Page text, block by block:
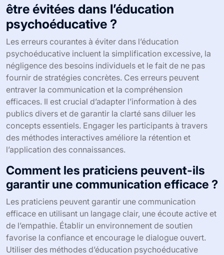
être évitées dans l’éducation
psychoéducative ?
Les erreurs courantes à éviter dans l’éducation
psychoéducative incluent la simplification excessive, la
négligence des besoins individuels et le fait de ne pas
fournir de stratégies concrètes. Ces erreurs peuvent
entraver la communication et la compréhension
efficaces. Il est crucial d’adapter l’information à des
publics divers et de garantir la clarté sans diluer les
concepts essentiels. Engager les participants à travers
des méthodes interactives améliore la rétention et
l’application des connaissances.
Comment les praticiens peuvent-ils
garantir une communication efficace ?
Les praticiens peuvent garantir une communication
efficace en utilisant un langage clair, une écoute active et
de l’empathie. Établir un environnement de soutien
favorise la confiance et encourage le dialogue ouvert.
Utiliser des méthodes d’éducation psychoéducative